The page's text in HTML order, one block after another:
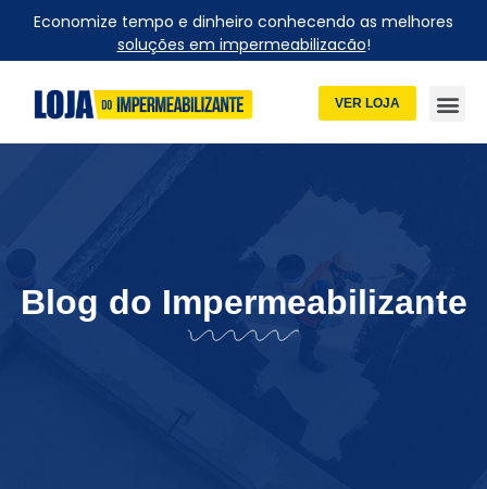
Economize tempo e dinheiro conhecendo as melhores
soluções em impermeabilizacão!
VER LOJA
Blog do Impermeabilizante